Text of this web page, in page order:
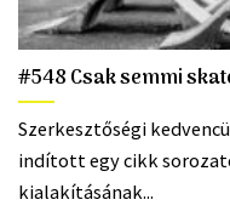
#548 Csak semmi
Szerkesztőségi
indított egy cikk
kialakításának...